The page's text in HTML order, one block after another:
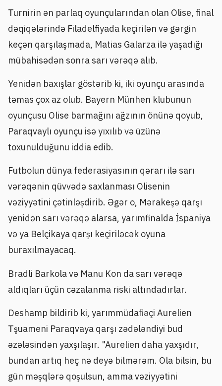
Turnirin ən parlaq oyunçularından olan Olise, final
dəqiqələrində Filadelfiyada keçirilən və gərgin
keçən qarşılaşmada, Matias Galarza ilə yaşadığı
mübahisədən sonra sarı vərəqə alıb.
Yenidən baxışlar göstərib ki, iki oyunçu arasında
təmas çox az olub. Bayern Münhen klubunun
oyunçusu Olise barmağını ağzının önünə qoyub,
Paraqvaylı oyunçu isə yıxılıb və üzünə
toxunulduğunu iddia edib.
Futbolun dünya federasiyasının qərarı ilə sarı
vərəqənin qüvvədə saxlanması Olisenin
vəziyyətini çətinləşdirib. Əgər o, Mərakeşə qarşı
yenidən sarı vərəqə alarsa, yarımfinalda İspaniya
və ya Belçikaya qarşı keçiriləcək oyuna
buraxılmayacaq.
Bradli Barkola və Manu Kon da sarı vərəqə
aldıqları üçün cəzalanma riski altındadırlar.
Deshamp bildirib ki, yarımmüdafiəçi Aurelien
Tşuameni Paraqvaya qarşı zədələndiyi bud
əzələsindən yaxşılaşır. "Aurelien daha yaxşıdır,
bundan artıq heç nə deyə bilmərəm. Ola bilsin, bu
gün məşqlərə qoşulsun, amma vəziyyətini